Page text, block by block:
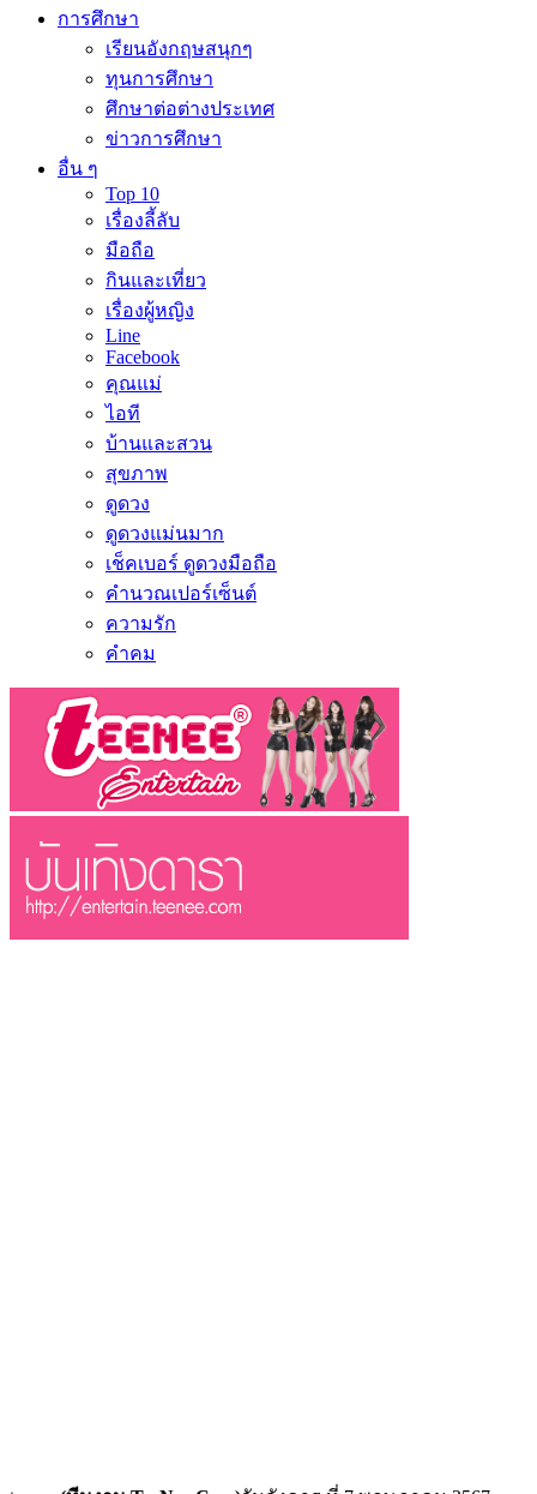
การศึกษา
เรียนอังกฤษสนุกๆ
ทุนการศึกษา
ศึกษาต่อต่างประเทศ
ข่าวการศึกษา
อื่น ๆ
Top 10
เรื่องลี้ลับ
มือถือ
กินและเที่ยว
เรื่องผู้หญิง
Line
Facebook
คุณแม่
ไอที
บ้านและสวน
สุขภาพ
ดูดวง
ดูดวงแม่นมาก
เช็คเบอร์ ดูดวงมือถือ
คำนวณเปอร์เซ็นต์
ความรัก
คำคม